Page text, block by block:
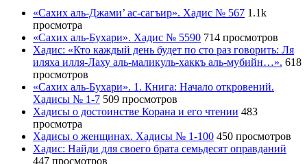
«Сахих аль-Джами’ ас-сагъир». Хадис № 567 1.1k
просмотра
«Сахих аль-Бухари». Хадис № 5590 714 просмотров
Хадис: «Кто каждый день будет по сто раз говорить: Ля
иляха илля-Лаху аль-маликуль-хаккъ аль-мубийн…». 618
просмотров
«Сахих аль-Бухари». 1. Книга: Начало откровений.
Хадисы № 1-7 509 просмотров
Хадисы о достоинстве Корана и его чтении 483
просмотра
Хадисы о женщинах. Хадисы № 1-100 450 просмотров
Хадис: Найди для своего брата семьдесят оправданий
447 просмотров